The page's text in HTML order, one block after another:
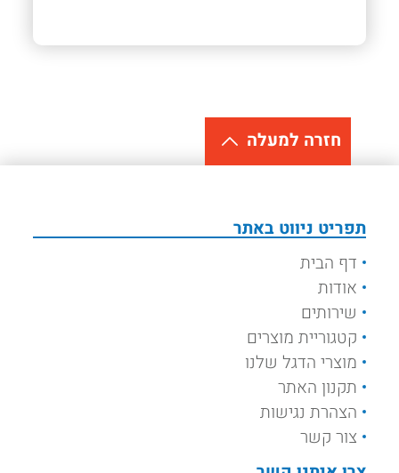
חזרה למעלה
תפריט ניווט באתר
דף הבית
אודות
שירותים
קטגוריית מוצרים
מוצרי הדגל שלנו
תקנון האתר
הצהרת נגישות
צור קשר